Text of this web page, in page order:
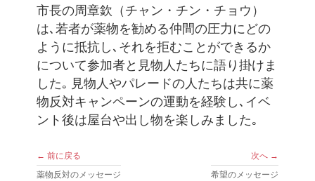
市長の周章欽（チャン・チン・チョウ）
は､若者が薬物を勧める仲間の圧力にどの
ように抵抗し､それを拒むことができるか
について参加者と見物人たちに語り掛けま
した｡ 見物人やパレードの人たちは共に薬
物反対キャンペーンの運動を経験し､イベ
ント後は屋台や出し物を楽しみました｡
← 前に戻る
薬物反対のメッセージ
次へ →
希望のメッセージ